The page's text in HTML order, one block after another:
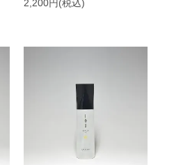
2,200円(税込)